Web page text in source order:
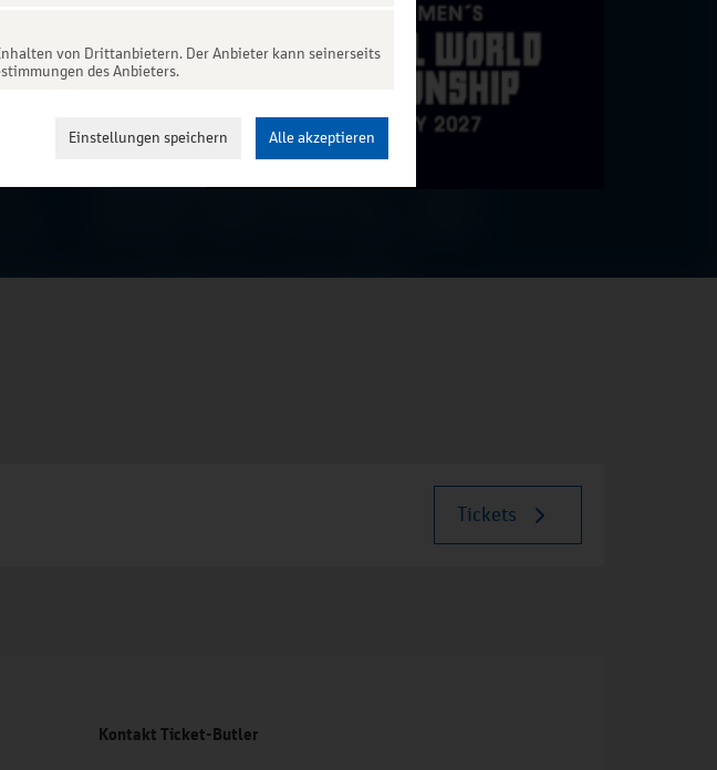
Tickets
Kontakt Ticket-Butler
von Drittanbietern. Der Anbieter kann seinerseits
des Anbieters.
Einstellungen speichern Alle akzeptieren